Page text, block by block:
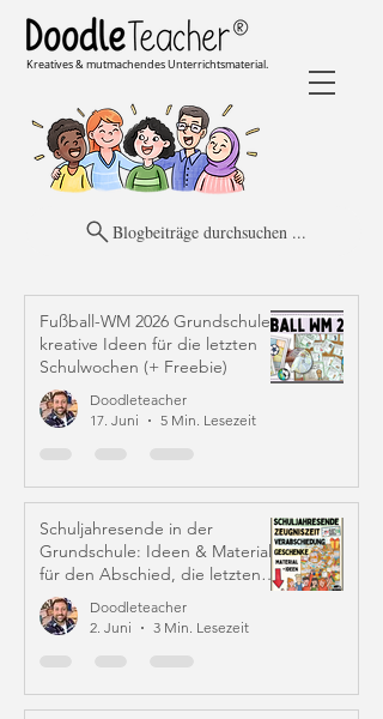
Kreatives & mutmachendes Unterrichtsmaterial.
Blogbeiträge durchsuchen ...
Fußball-WM 2026 Grundschule:
kreative Ideen für die letzten
Schulwochen (+ Freebie)
Doodleteacher
17. Juni
5 Min. Lesezeit
Schuljahresende in der
Grundschule: Ideen & Material
für den Abschied, die letzten
Schulwochen und Zeugniszeit
Doodleteacher
2. Juni
3 Min. Lesezeit